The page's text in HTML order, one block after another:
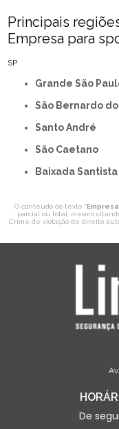
Principais
Empresa para
SP
Grande São
São Bernardo
Santo André
São Caetano
Baixada Santista
O conteúdo do texto "
parcial ou total, mesmo
Crime de violação de direito
De